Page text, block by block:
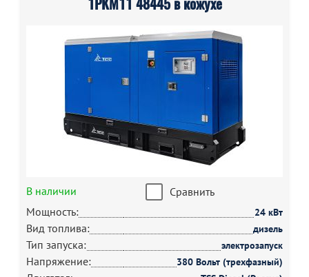
1РКМ11 48445 в кожухе
В наличии
Сравнить
Мощность:
24 кВт
Вид топлива: дизель
Тип запуска: электрозапуск
Напряжение: 380 Вольт (трехфазный)